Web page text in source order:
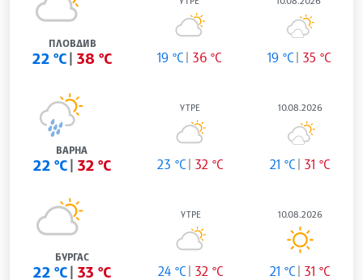
ПЛОВДИВ
22 °C 38 °C 19 °C 36 °C 19 °C 35 °C
ВАРНА
22 °C 32 °C
УТРЕ
23 °C 32 °C
10.08.2026
21 °C 31 °C
БУРГАС
22 °C 33 °C
УТРЕ
24 °C 32 °C
10.08.2026
21 °C 31 °C